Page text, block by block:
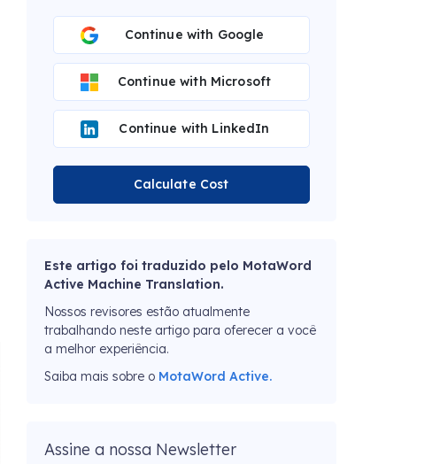
Continue with Google
Continue with Microsoft
Continue with LinkedIn
Calculate Cost
Este artigo foi traduzido pelo MotaWord
Active Machine Translation.
Nossos revisores estão atualmente
trabalhando neste artigo para oferecer a você
a melhor experiência.
Saiba mais sobre o MotaWord Active.
Assine a nossa Newsletter